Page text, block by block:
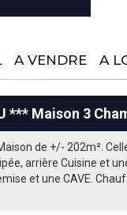
A VENDRE A
*** Maison 3
de +/- 202m².
arrière Cuisine et
et une CAVE.